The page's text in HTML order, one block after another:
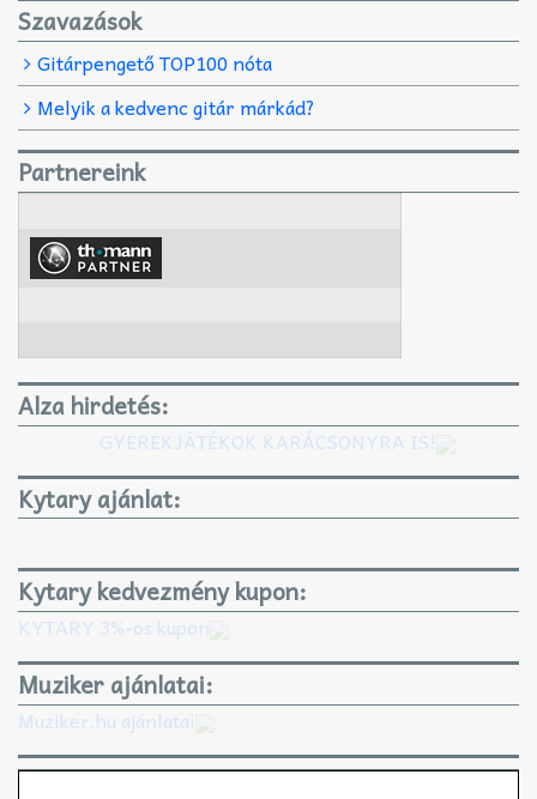
Szavazások
Gitárpengető TOP100 nóta
Melyik a kedvenc gitár márkád?
Partnereink
Alza hirdetés:
GYEREKJÁTÉKOK KARÁCSONYRA IS!
Kytary ajánlat:
Kytary kedvezmény kupon:
KYTARY 3%-os kupon
Muziker ajánlatai:
Muziker.hu ajánlatai